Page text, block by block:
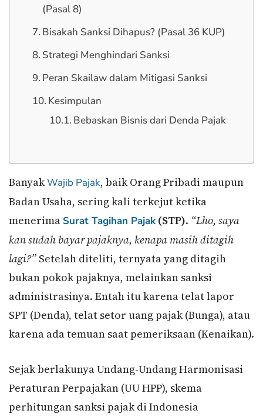
(Pasal 8)
Bisakah Sanksi Dihapus? (Pasal 36 KUP)
Strategi Menghindari Sanksi
Peran Skailaw dalam Mitigasi Sanksi
Kesimpulan
Bebaskan Bisnis dari Denda Pajak
BanyakWajib Pajak, baik Orang Pribadi maupun
Badan Usaha, sering kali terkejut ketika
menerima Surat Tagihan Pajak (STP). “Lho, saya
kan sudah bayar pajaknya, kenapa masih ditagih
lagi?” Setelah diteliti, ternyata yang ditagih
bukan pokok pajaknya, melainkan sanksi
administrasinya. Entah itu karena telat lapor
SPT (Denda), telat setor uang pajak (Bunga), atau
karena ada temuan saat pemeriksaan (Kenaikan).
Sejak berlakunya Undang-Undang Harmonisasi
Peraturan Perpajakan (UU HPP), skema
perhitungan sanksi pajak di Indonesia